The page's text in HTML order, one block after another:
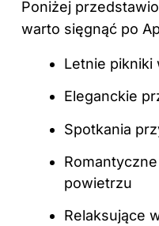
Poniżej
warto sięgnąć po
Letnie pikniki
Eleganckie
Spotkania
powietrzu
Relaksujące